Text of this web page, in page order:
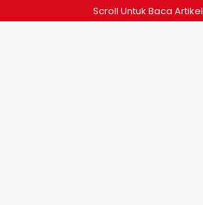
Scroll Untuk Baca Artikel